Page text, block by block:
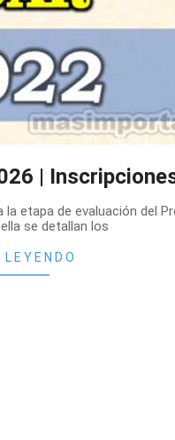
|
etapa de evaluación del
se detallan los